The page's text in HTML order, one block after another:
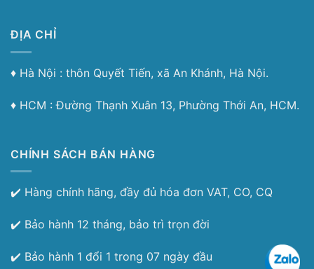
ĐỊA CHỈ
♦︎ Hà Nội : thôn Quyết Tiến, xã An Khánh, Hà Nội.
♦︎ HCM : Đường Thạnh Xuân 13, Phường Thới An, HCM.
CHÍNH SÁCH BÁN HÀNG
✔️ Hàng chính hãng, đầy đủ hóa đơn VAT, CO, CQ
✔️ Bảo hành 12 tháng, bảo trì trọn đời
✔️ Bảo hành 1 đổi 1 trong 07 ngày đầu